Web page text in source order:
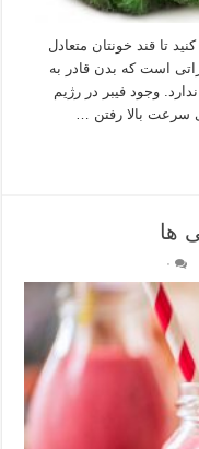
تا قند خونتان متعادل
است که بدن قادر به
وجود فیبر در رژیم
سرعت بالا رفتن …
ها
۰